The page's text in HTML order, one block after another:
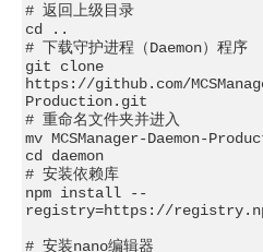
# 返回上级目录
cd ..
# 下载守护进程（Daemon）程序
git clone
https://github.com/
Production.git
# 重命名文件夹并进入
mv MCSManager-Daemon-
cd daemon
# 安装依赖库
npm install --
registry=https://
# 安装nano编辑器